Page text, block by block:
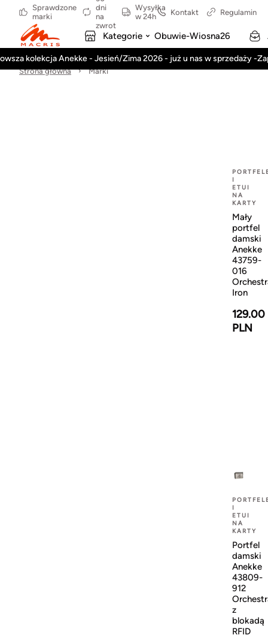
Sprawdzone
marki
dni
na
zwrot
Wysyłka
w 24h
Kontakt Regulamin
Kategorie Obuwie-Wiosna26
kolekcja Anekke - Jesień/Zima 2026 - już u nas w sprzedaży -
Strona główna Marki
I
ETUI
NA
KARTY
Mały
portfel
damski
Anekke
43759-
016
Iron
129.00
PLN
I
ETUI
NA
KARTY
Portfel
damski
Anekke
43809-
912
z
blokadą
RFID